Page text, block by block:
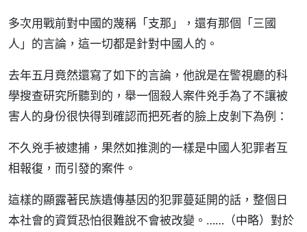
多次用戰前對中國的蔑稱「支那」，還有那個「三國
人」的言論，這一切都是針對中國人的。
去年五月竟然還寫了如下的言論，他說是在警視廳的科
學搜查研究所聽到的，舉一個殺人案件兇手為了不讓被
害人的身份很快得到確認而把死者的臉上皮剝下為例：
不久兇手被逮捕，果然如推測的一樣是中國人犯罪者互
相報復，而引發的案件。
這樣的顯露著民族遺傳基因的犯罪蔓延開的話，整個日
本社會的資質恐怕很難說不會被改變。……（中略）對於